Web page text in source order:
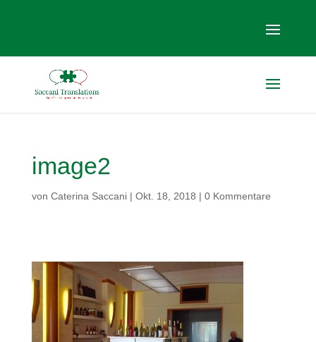
image2
von Caterina Saccani| Okt. 18, 2018 | 0 Kommentare